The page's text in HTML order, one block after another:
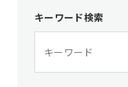
キーワード検索